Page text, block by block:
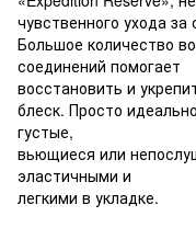
чувственного ухода за
Большое количество
соединений помогает
восстановить и
блеск. Просто
густые,
вьющиеся или
эластичными и
легкими в укладке.